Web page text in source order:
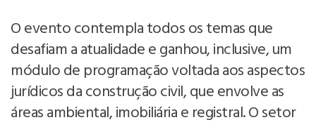
O evento contempla todos os temas que
desafiam a atualidade e ganhou, inclusive, um
módulo de programação voltada aos aspectos
jurídicos da construção civil, que envolve as
áreas ambiental, imobiliária e registral. O setor